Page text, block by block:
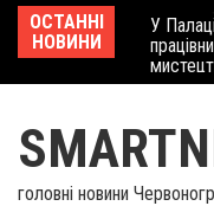
Skip
content
ОСТАННІ
НОВИНИ
У
головні новини